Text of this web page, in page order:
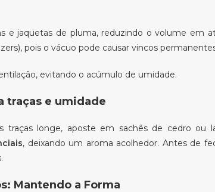
e jaquetas de pluma, reduzindo o volume em
pois o vácuo pode causar vincos
evitando o acúmulo de umidade.
traças e umidade
longe, aposte em sachês de cedro ou
, deixando um aroma acolhedor. Antes de
Mantendo a Forma